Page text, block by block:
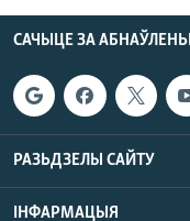
САЧЫЦЕ ЗА
РАЗЬДЗЕЛЫ САЙТУ
ІНФАРМАЦЫЯ